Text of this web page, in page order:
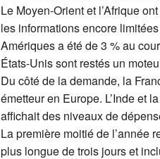
Le Moyen-Orient et l’Afrique
les informations encore
Amériques a été de 3 % au
États-Unis sont restés un
Du côté de la demande, la
émetteur en Europe. L’Inde et
affichait des niveaux de
La première moitié de l’année
plus longue de trois jours et